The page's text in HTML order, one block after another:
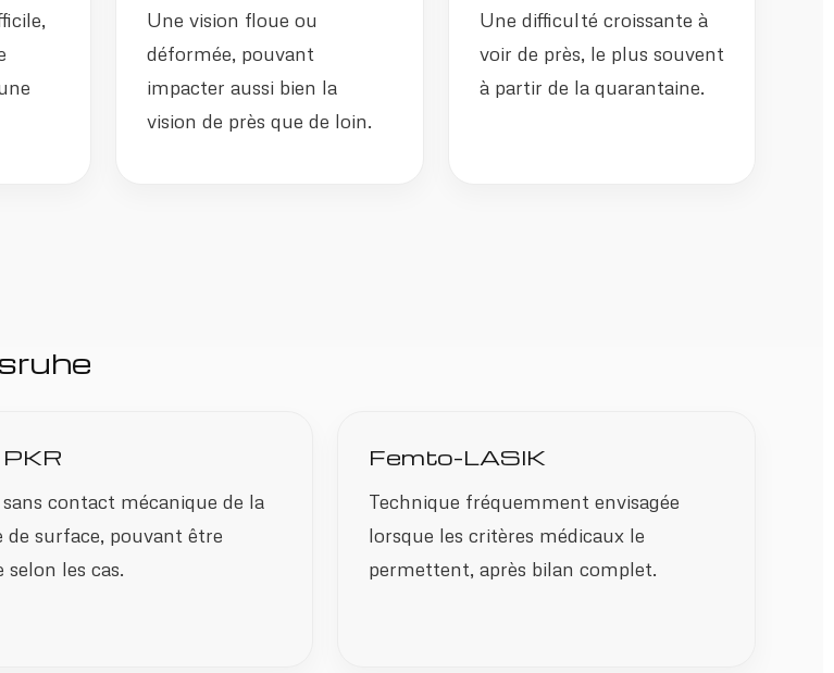
Une vision floue ou
déformée, pouvant
impacter aussi bien la
vision de près que de loin.
Une difficulté croissante à
voir de près, le plus souvent
à partir de la quarantaine.
contact mécanique de la
de surface, pouvant être
selon les cas.
Femto-LASIK
Technique fréquemment envisagée
lorsque les critères médicaux le
permettent, après bilan complet.